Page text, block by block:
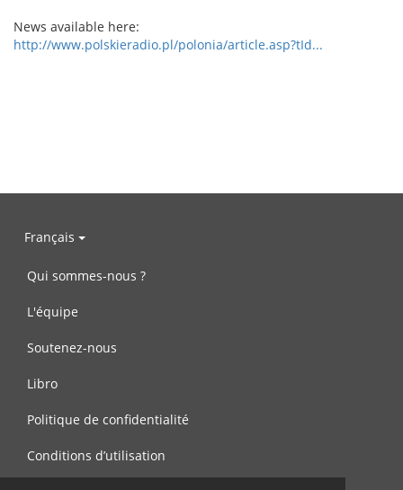
News available here:
http://www.polskieradio.pl/polonia/article.asp?tId...
Français
Qui sommes-nous ?
L'équipe
Soutenez-nous
Libro
Politique de confidentialité
Conditions d’utilisation